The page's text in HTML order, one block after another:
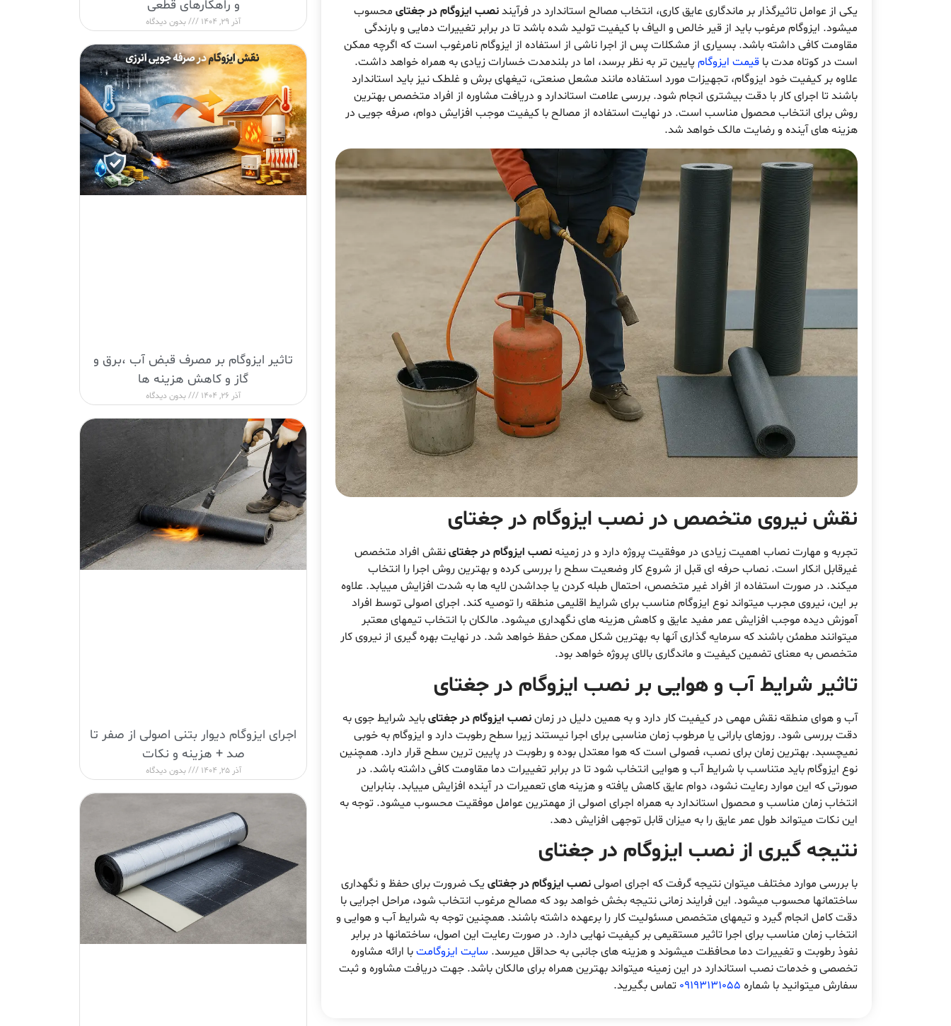
یکی از عوامل تاثیرگذار بر ماندگاری عایق کاری، انتخاب مصالح استاندارد در فرآیندنصب ایزوگام در جغتای محسوب
میشود. ایزوگام مرغوب باید از قیر خالص و الیاف با کیفیت تولید شده باشد تا در برابر تغییرات دمایی و بارندگی
مقاومت کافی داشته باشد. بسیاری از مشکلات پس از اجرا ناشی از استفاده از ایزوگام نامرغوب است که اگرچه ممکن
است در کوتاه مدت با قیمت ایزوگام پایین تر به نظر برسد، اما در بلندمدت خسارات زیادی به همراه خواهد داشت.
علاوه بر کیفیت خود ایزوگام، تجهیزات مورد استفاده مانند مشعل صنعتی، تیغهای برش و غلطک نیز باید استاندارد
باشند تا اجرای کار با دقت بیشتری انجام شود. بررسی علامت استاندارد و دریافت مشاوره از افراد متخصص بهترین
روش برای انتخاب محصول مناسب است. در نهایت استفاده از مصالح با کیفیت موجب افزایش دوام، صرفه جویی در
هزینه های آینده و رضایت مالک خواهد شد.
نقش نیروی متخصص درنصب ایزوگام در جغتای
تجربه و مهارت نصاب اهمیت زیادی در موفقیت پروژه دارد و در زمینهنصب ایزوگام در جغتاینقش افراد متخصص
غیرقابل انکار است. نصاب حرفه ای قبل از شروع کار وضعیت سطح را بررسی کرده و بهترین روش اجرا را انتخاب
میکند. در صورت استفاده از افراد غیر متخصص، احتمال طبله کردن یا جداشدن لایه ها به شدت افزایش مییابد. علاوه
بر این، نیروی مجرب میتواند نوع ایزوگام مناسب برای شرایط اقلیمی منطقه را توصیه کند. اجرای اصولی توسط افراد
آموزش دیده موجب افزایش عمر مفید عایق و کاهش هزینه های نگهداری میشود. مالکان با انتخاب تیمهای معتبر
میتوانند مطمئن باشند که سرمایه گذاری آنها به بهترین شکل ممکن حفظ خواهد شد. در نهایت بهره گیری از نیروی کار
متخصص به معنای تضمین کیفیت و ماندگاری بالای پروژه خواهد بود.
تاثیر شرایط آب و هوایی برنصب ایزوگام در جغتای
آب و هوای منطقه نقش مهمی در کیفیت کار دارد و به همین دلیل در زماننصب ایزوگام در جغتایباید شرایط جوی به
دقت بررسی شود. روزهای بارانی یا مرطوب زمان مناسبی برای اجرا نیستند زیرا سطح رطوبت دارد و ایزوگام به خوبی
نمیچسبد. بهترین زمان برای نصب، فصولی است که هوا معتدل بوده و رطوبت در پایین ترین سطح قرار دارد. همچنین
نوع ایزوگام باید متناسب با شرایط آب و هوایی انتخاب شود تا در برابر تغییرات دما مقاومت کافی داشته باشد. در
صورتی که این موارد رعایت نشود، دوام عایق کاهش یافته و هزینه های تعمیرات در آینده افزایش مییابد. بنابراین
انتخاب زمان مناسب و محصول استاندارد به همراه اجرای اصولی از مهمترین عوامل موفقیت محسوب میشود. توجه به
این نکات میتواند طول عمر عایق را به میزان قابل توجهی افزایش دهد.
نتیجه گیری از نصب ایزوگام در جغتای
با بررسی موارد مختلف میتوان نتیجه گرفت که اجرای اصولینصب ایزوگام در جغتای یک ضرورت برای حفظ و نگهداری
ساختمانها محسوب میشود. این فرایند زمانی نتیجه بخش خواهد بود که مصالح مرغوب انتخاب شود، مراحل اجرایی با
دقت کامل انجام گیرد و تیمهای متخصص مسئولیت کار را برعهده داشته باشند. همچنین توجه به شرایط آب و هوایی و
انتخاب زمان مناسب برای اجرا تاثیر مستقیمی بر کیفیت نهایی دارد. در صورت رعایت این اصول، ساختمانها در برابر
نفوذ رطوبت و تغییرات دما محافظت میشوند و هزینه های جانبی به حداقل میرسد. سایت ایزوگامتبا ارائه مشاوره
تخصصی و خدمات نصب استاندارد در این زمینه میتواند بهترین همراه برای مالکان باشد. جهت دریافت مشاوره و ثبت
سفارش میتوانید با شماره 09193131055 تماس بگیرید.
و راهکارهای قطعی
آذر 29, 1404 بدون دیدگاه
تاثیر ایزوگام بر مصرف قبض آب ،برق و
گاز و کاهش هزینه ها
آذر 26, 1404 بدون دیدگاه
اجرای ایزوگام دیوار بتنی اصولی از صفر تا
صد + هزینه و نکات
آذر 25, 1404 بدون دیدگاه